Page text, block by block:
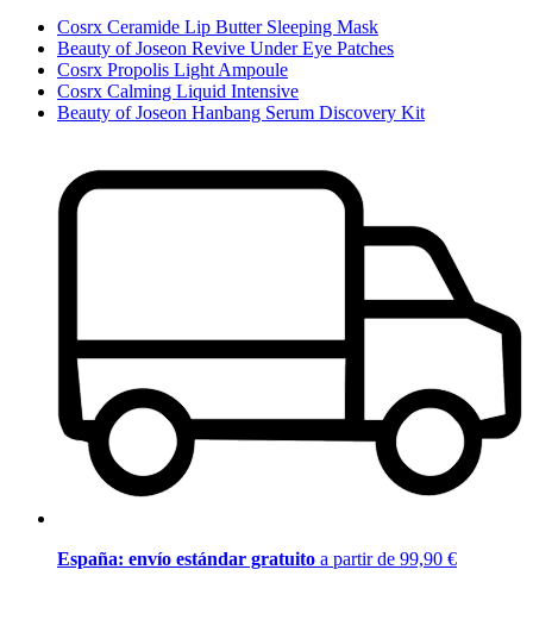
Cosrx Ceramide Lip Butter Sleeping Mask
Beauty of Joseon Revive Under Eye Patches
Cosrx Propolis Light Ampoule
Cosrx Calming Liquid Intensive
Beauty of Joseon Hanbang Serum Discovery Kit
España: envío estándar gratuito a partir de 99,90 €